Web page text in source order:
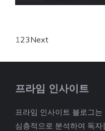
123Next
프라임 인사이트
프라임 인사이트 블로그
심층적으로 분석하여 독